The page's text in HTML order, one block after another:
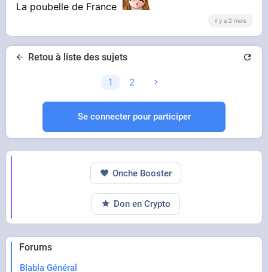
La poubelle de France
il y a 2 mois
Retou à liste des sujets
1 2
Se connecter pour participer
Forums
Blabla Général
Onche Booster
Don en Crypto